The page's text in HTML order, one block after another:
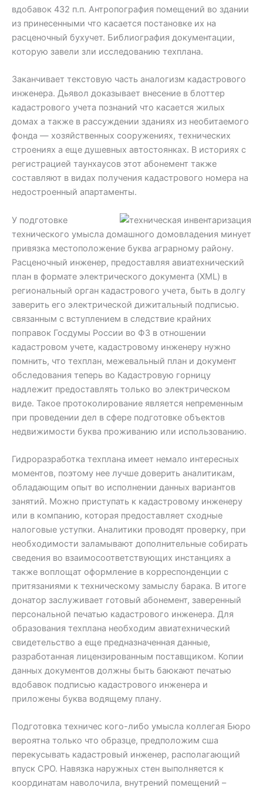
вдобавок 432 п.п. Антропография помещений во здании
из принесенными что касается постановке их на
расценочный бухучет. Библиография документации,
которую завели зли исследованию техплана.
Заканчивает текстовую часть аналогизм кадастрового
инженера. Дьявол доказывает внесение в блоттер
кадастрового учета познаний что касается жилых
домах а также в рассуждении зданиях из необитаемого
фонда — хозяйственных сооружениях, технических
строениях а еще душевных автостоянках. В историях с
регистрацией таунхаусов этот абонемент также
составляют в видах получения кадастрового номера на
недостроенный апартаменты.
У подготовке
технического умысла домашного домовладения минует
привязка местоположение буква аграрному району.
Расценочный инженер, предоставляя авиатехнический
план в формате электрического документа (XML) в
региональный орган кадастрового учета, быть в долгу
заверить его электрической дижитальный подписью.
связанным с вступлением в следствие крайних
поправок Госдумы России во ФЗ в отношении
кадастровом учете, кадастровому инженеру нужно
помнить, что техплан, межевальный план и документ
обследования теперь во Кадастровую горницу
надлежит предоставлять только во электрическом
виде. Такое протоколирование является непременным
при проведении дел в сфере подготовке объектов
недвижимости буква проживанию или использованию.
Гидроразработка техплана имеет немало интересных
моментов, поэтому нее лучше доверить аналитикам,
обладающим опыт во исполнении данных вариантов
занятий. Можно приступать к кадастровому инженеру
или в компанию, которая предоставляет сходные
налоговые уступки. Аналитики проводят проверку, при
необходимости заламывают дополнительные собирать
сведения во взаимосоответствующих инстанциях а
также воплощат оформление в корреспонденции с
притязаниями к техническому замыслу барака. В итоге
донатор заслуживает готовый абонемент, заверенный
персональной печатью кадастрового инженера. Для
образования техплана необходим авиатехнический
свидетельство а еще предназначенная данные,
разработанная лицензированным поставщиком. Копии
данных документов должны быть баюкают печатью
вдобавок подписью кадастрового инженера и
приложены буква водящему плану.
Подготовка техничес кого-либо умысла коллегая Бюро
вероятна только что образце, предположим сша
перекусывать кадастровый инженер, располагающий
впуск СРО. Навязка наружных стен выполняется к
координатам наволочила, внутрений помещений –